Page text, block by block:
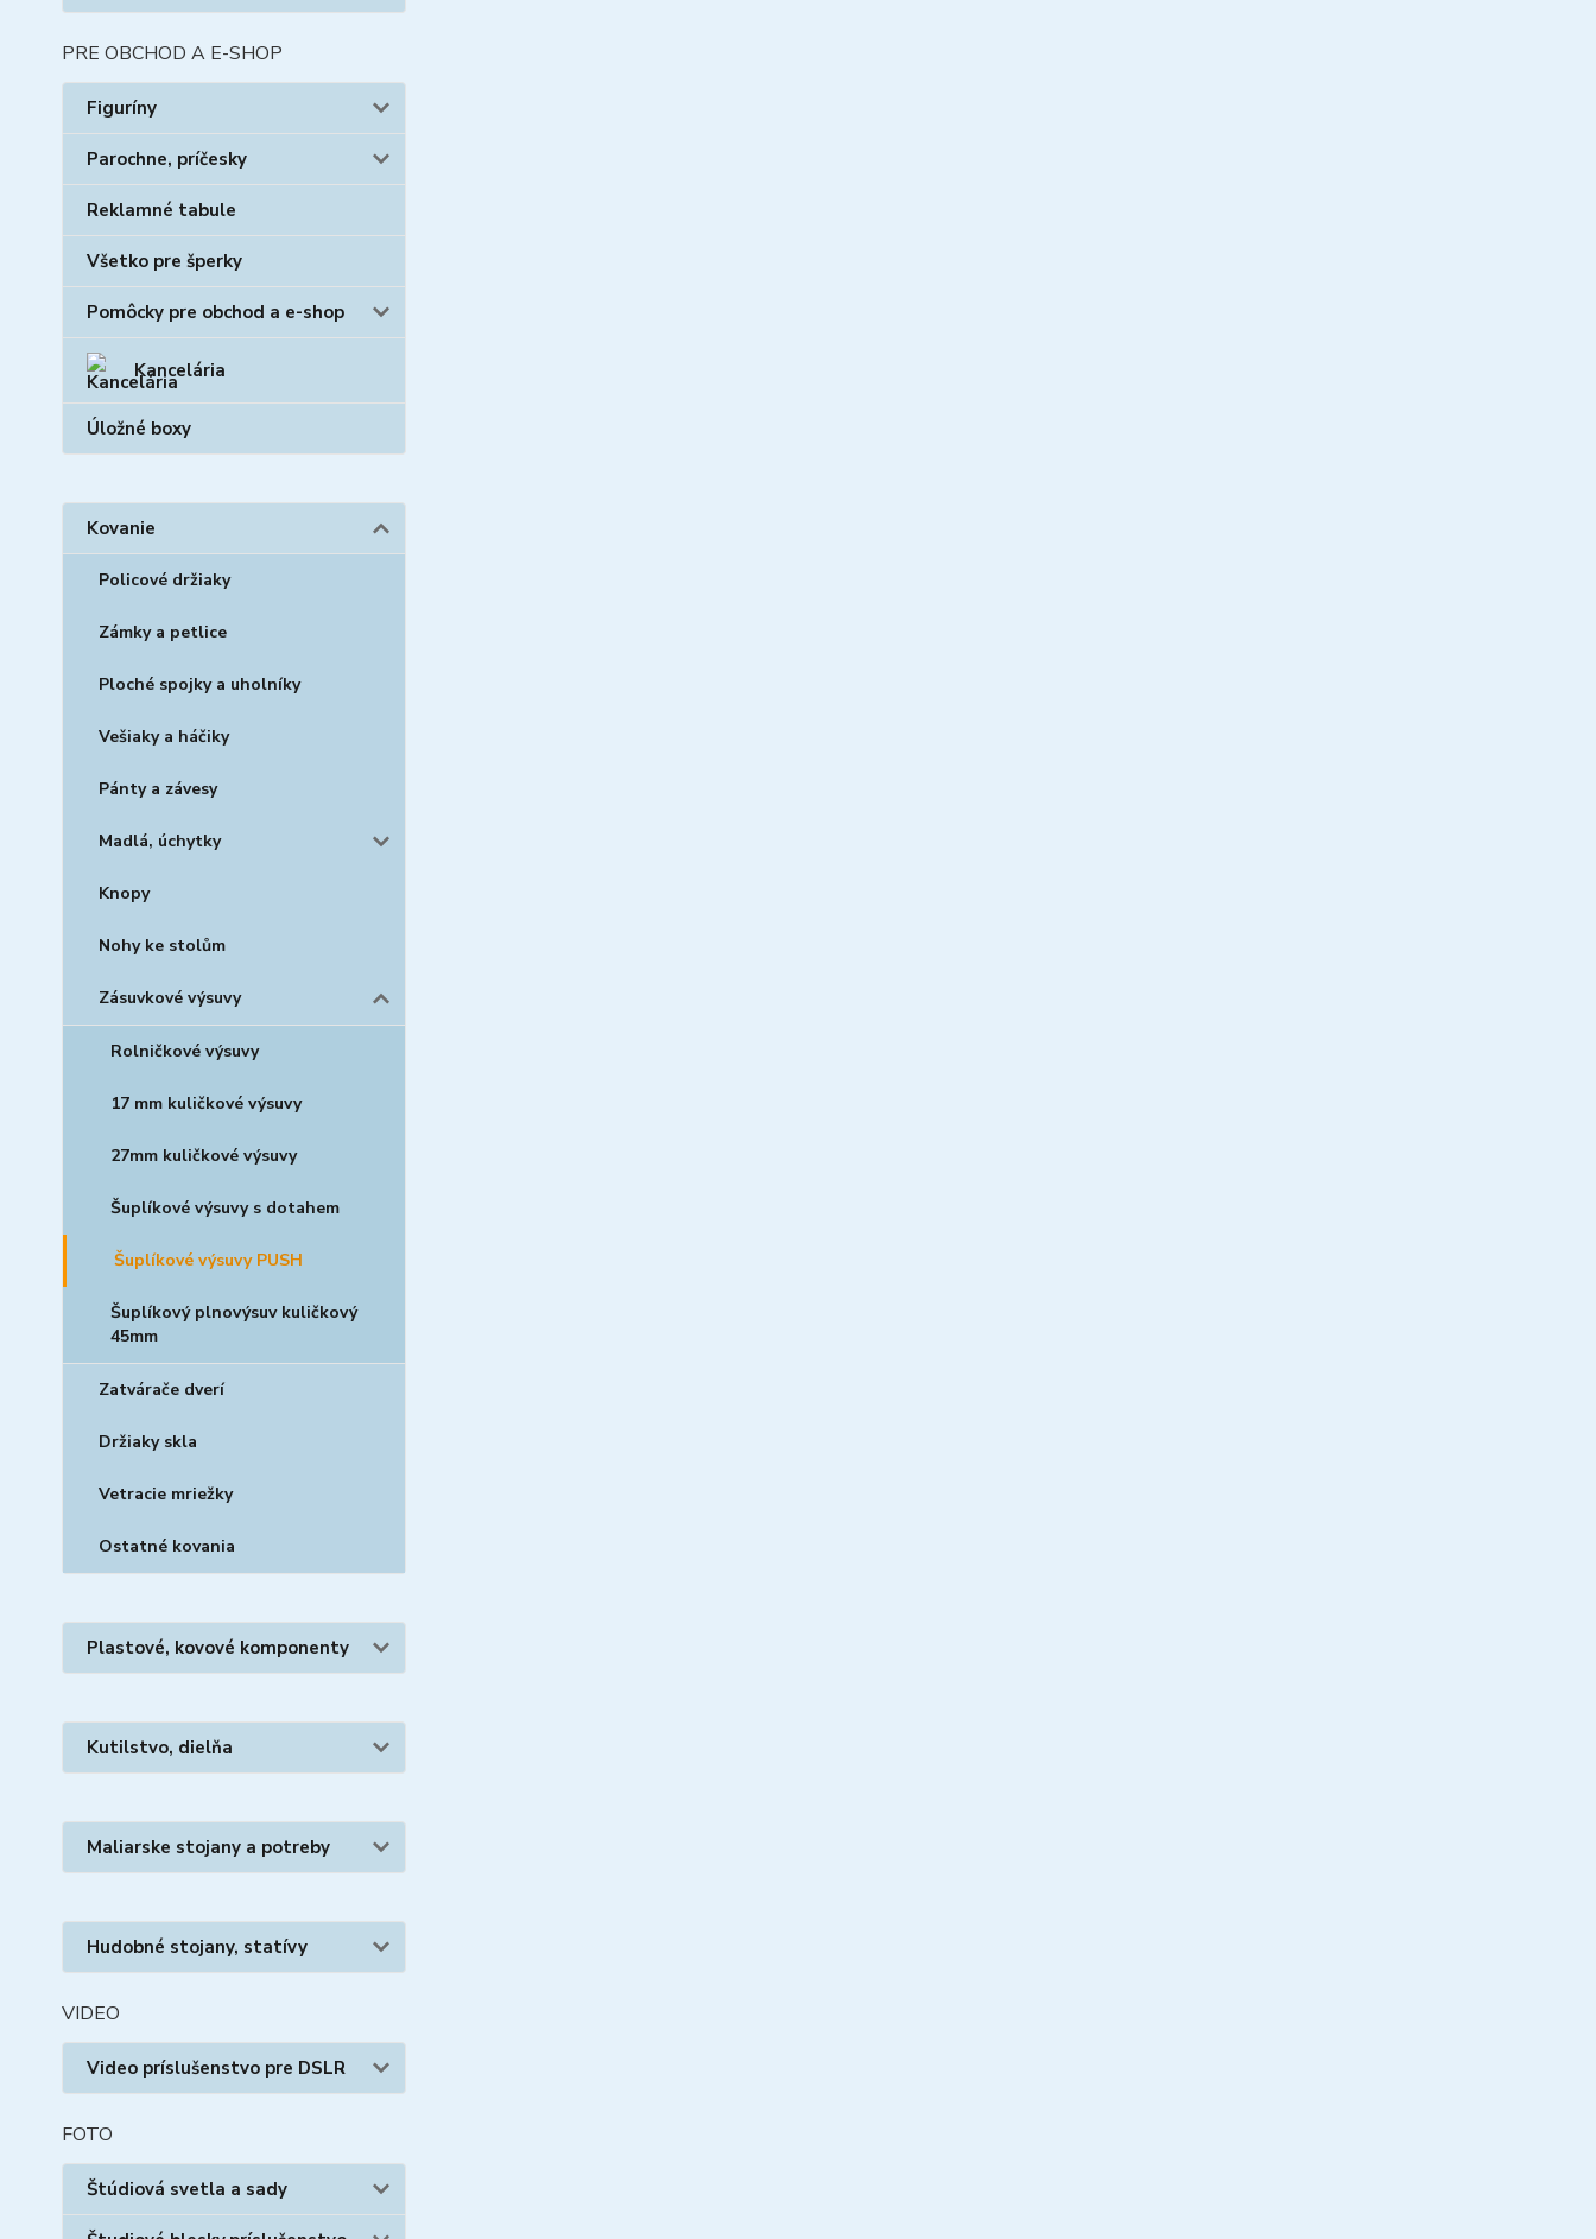
PRE OBCHOD A E-SHOP
Figuríny
Parochne, príčesky
Reklamné tabule
Všetko pre šperky
Pomôcky pre obchod a e-shop
Kancelária
Úložné boxy
Kovanie
Policové držiaky
Zámky a petlice
Ploché spojky a uholníky
Vešiaky a háčiky
Pánty a závesy
Madlá, úchytky
Knopy
Nohy ke stolům
Zásuvkové výsuvy
Rolničkové výsuvy
17 mm kuličkové výsuvy
27mm kuličkové výsuvy
Šuplíkové výsuvy s dotahem
Šuplíkové výsuvy PUSH
Šuplíkový plnovýsuv kuličkový
45mm
Zatvárače dverí
Držiaky skla
Vetracie mriežky
Ostatné kovania
Plastové, kovové komponenty
Kutilstvo, dielňa
Maliarske stojany a potreby
Hudobné stojany, statívy
VIDEO
Video príslušenstvo pre DSLR
FOTO
Štúdiová svetla a sady